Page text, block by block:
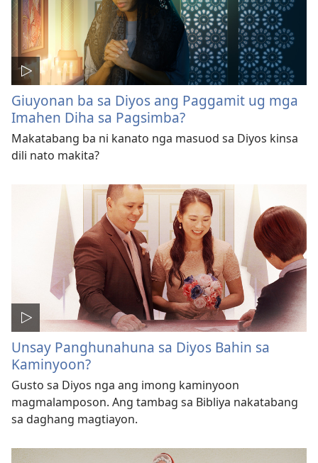
Giuyonan ba sa Diyos ang Paggamit ug mga
Imahen Diha sa Pagsimba?
Makatabang ba ni kanato nga masuod sa Diyos kinsa
dili nato makita?
Unsay Panghunahuna sa Diyos Bahin sa
Kaminyoon?
Gusto sa Diyos nga ang imong kaminyoon
magmalamposon. Ang tambag sa Bibliya nakatabang
sa daghang magtiayon.